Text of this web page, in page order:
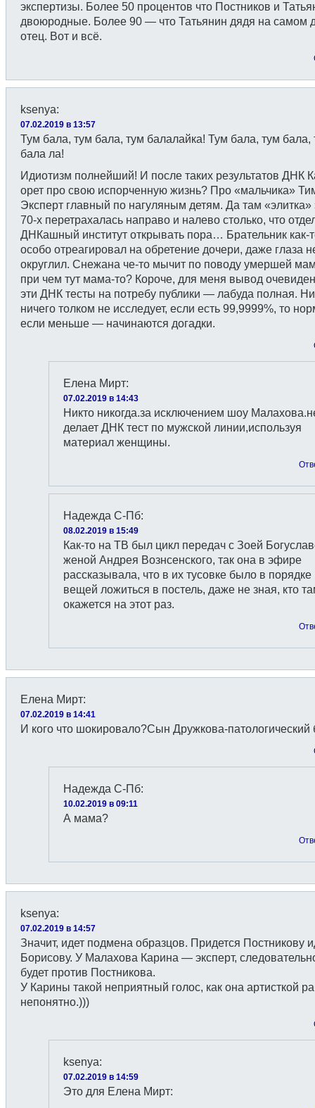
экспертизы. Более 50 процентов что Постников и
двоюродные. Более 90 — что Татьянин дядя на самом
отец. Вот и всё.
ksenya:
07.02.2019 в 13:57
Тум бала, тум бала, тум балалайка! Тум бала, тум бала,
бала ла!
Идиотизм полнейший! И после таких результатов ДНК
орет про свою испорченную жизнь? Про «мальчика»
Эксперт главный по нагуляным детям. Да там «элитка»
70-х перетрахалась направо и налево столько, что
ДНКашный институт открывать пора… Брательник как-
особо отреагировал на обретение дочери, даже глаза
округлил. Снежана че-то мычит по поводу умершей
при чем тут мама-то? Короче, для меня вывод
эти ДНК тесты на потребу публики — лабуда полная.
ничего толком не исследует, если есть 99,9999%, то
если меньше — начинаются догадки.
Елена Мирт:
07.02.2019 в 14:43
Никто никогда.за исключением шоу
делает ДНК тест по мужской линии,используя
материал женщины.
Надежда С-Пб:
08.02.2019 в 15:49
Как-то на ТВ был цикл передач с Зоей
женой Андрея Вознсенского, так она в эфире
рассказывала, что в их тусовке было в порядке
вещей ложиться в постель, даже не зная, кто
окажется на этот раз.
Елена Мирт:
07.02.2019 в 14:41
И кого что шокировало?Сын Дружкова-патологический
Надежда С-Пб:
10.02.2019 в 09:11
А мама?
ksenya:
07.02.2019 в 14:57
Значит, идет подмена образцов. Придется Постникову
Борисову. У Малахова Карина — эксперт,
будет против Постникова.
У Карины такой неприятный голос, как она артисткой
непонятно.)))
ksenya:
07.02.2019 в 14:59
Это для Елена Мирт: